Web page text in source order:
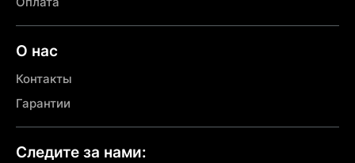
О нас
Контакты
Гарантии
Следите за нами: